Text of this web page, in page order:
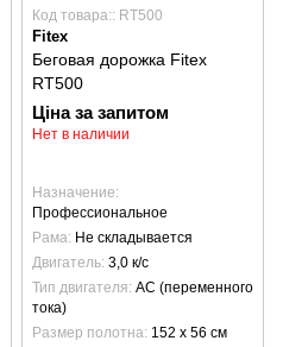
Код товара:: RT500
Fitex
Беговая дорожка Fitex
RT500
Ціна за запитом
Нет в наличии
Назначение
Профессиональное
Рама Не складывается
Двигатель 3,0 к/с
Тип двигателя AC (переменного
тока)
Размер полотна 152 х 56 см